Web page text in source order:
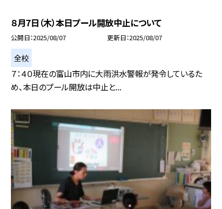
８月7日（木）本日プール開放中止について
公開日 2025/08/07 更新日 2025/08/07
全校
７：４０現在の富山市内に大雨洪水警報が発令しているた
め、本日のプール開放は中止と...